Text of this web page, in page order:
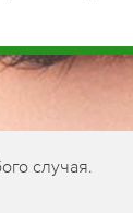
случая.